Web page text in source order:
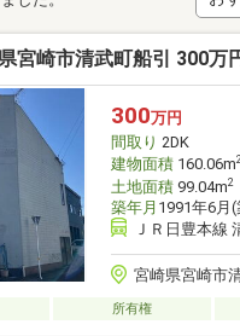
宮崎市清武町船引 300万
300万円
間取り 2DK
建物面積160.06m
土地面積99.04m2
築年月 1991年6月
ＪＲ日豊本線
宮崎県宮崎市
所有権